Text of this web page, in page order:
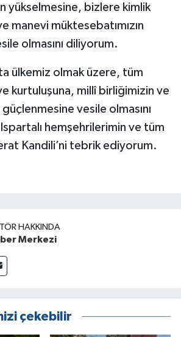
yükselmesine, bizlere kimlik
manevi müktesebatımızın
olmasını diliyorum.
ülkemiz olmak üzere, tüm
kurtuluşuna, millî birliğimizin ve
vesile olmasını
hemşehrilerimin ve tüm
Kandili’ni tebrik ediyorum.
HAKKINDA
Merkezi
çekebilir